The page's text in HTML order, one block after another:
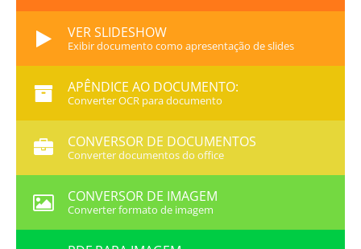
VER SLIDESHOW
Exibir documento como apresentação de slides
APÊNDICE AO DOCUMENTO:
Converter OCR para documento
CONVERSOR DE DOCUMENTOS
Converter documentos do office
CONVERSOR DE IMAGEM
Converter formato de imagem